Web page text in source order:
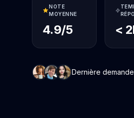
NOTE
MOYENNE
4.9/5 <
Dernière